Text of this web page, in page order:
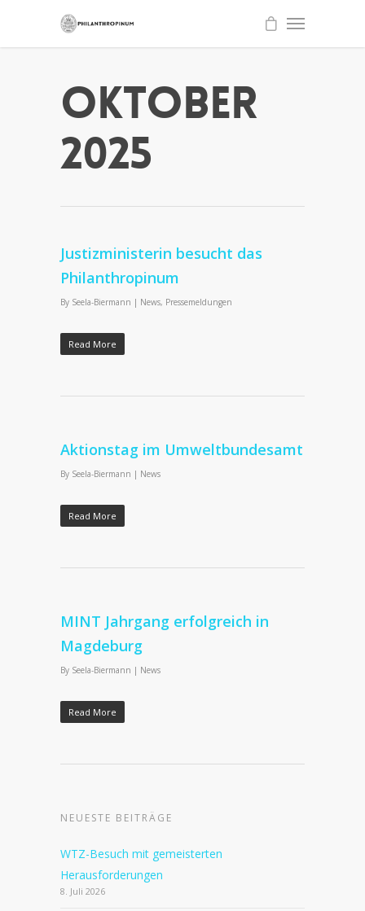
Oktober
2025
Justizministerin besucht das
Philanthropinum
By Seela-Biermann | News, Pressemeldungen
Read More
Aktionstag im Umweltbundesamt
By Seela-Biermann | News
Read More
MINT Jahrgang erfolgreich in
Magdeburg
By Seela-Biermann | News
Read More
NEUESTE BEITRÄGE
WTZ-Besuch mit gemeisterten
Herausforderungen
8. Juli 2026